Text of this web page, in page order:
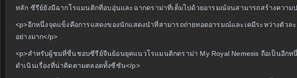
หลัก ซีรีย์ยังมีฉากโรแมนติกที่อบอุ่นและฉากดราม่าที่เต็มไปด้วยอารมณ์จนสามารถสร้างความป
<p>อีกหนึ่งจุดแข็งคือการแสดงของนักแสดงนำที่สามารถถ่ายทอดอารมณ์และเคมีระหว่างตัว
อย่างมาก</p>
<p>สำหรับผู้ชมที่ชื่นชอบซีรีย์จีนย้อนยุคแนวโรแมนติกดราม่า My Royal Nemesis ถือเป็นอีกห
ดำเนินเรื่องที่น่าติดตามตลอดทั้งซีซัน</p>